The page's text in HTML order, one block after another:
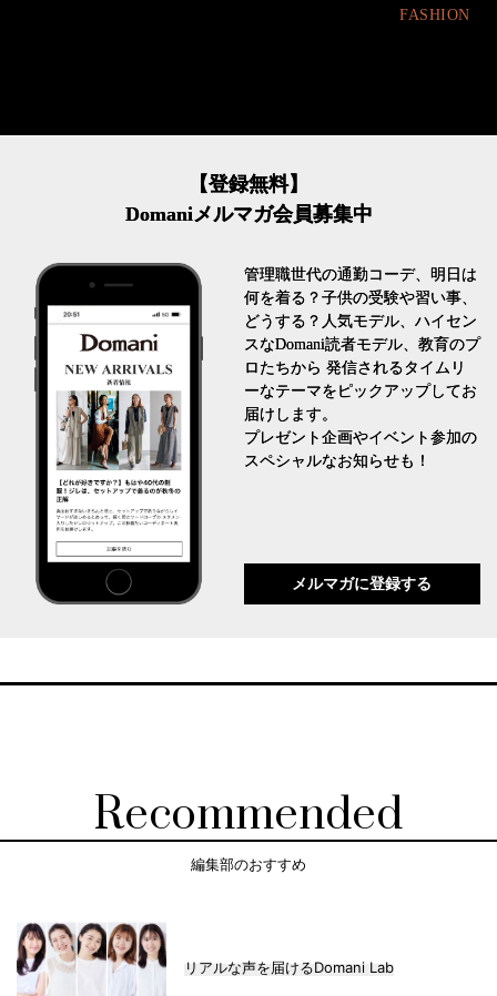
FASHION
【登録無料】
Domaniメルマガ会員募集中
管理職世代の通勤コーデ、明日は
何を着る？子供の受験や習い事、
どうする？人気モデル、ハイセン
スなDomani読者モデル、教育のプ
ロたちから 発信されるタイムリ
ーなテーマをピックアップしてお
届けします。
プレゼント企画やイベント参加の
スペシャルなお知らせも！
メルマガに登録する
Recommended
編集部のおすすめ
リアルな声を届けるDomani Lab